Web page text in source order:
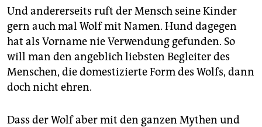
Und andererseits ruft der Mensch seine Kinder
gern auch mal Wolf mit Namen. Hund dagegen
hat als Vorname nie Verwendung gefunden. So
will man den angeblich liebsten Begleiter des
Menschen, die domestizierte Form des Wolfs, dann
doch nicht ehren.
Dass der Wolf aber mit den ganzen Mythen und